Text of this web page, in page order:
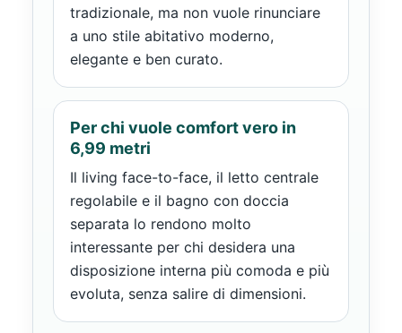
tradizionale, ma non vuole rinunciare
a uno stile abitativo moderno,
elegante e ben curato.
Per chi vuole comfort vero in
6,99 metri
Il living face-to-face, il letto centrale
regolabile e il bagno con doccia
separata lo rendono molto
interessante per chi desidera una
disposizione interna più comoda e più
evoluta, senza salire di dimensioni.